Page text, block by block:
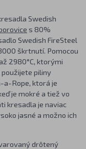
Swedish
s 80%
Swedish FireSteel
škrtnutí. Pomocou
2980°C, ktorými
použijete piliny
a-Rope, ktorá je
je mokré a tiež vo
kresadla je naviac
jasné a možno ich
drôtený